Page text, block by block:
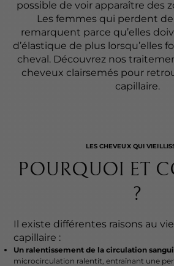
possible de voir apparaître des
Les femmes qui perdent de
remarquent parce qu’elles
d’élastique de plus lorsqu’elles
cheval. Découvrez nos
cheveux clairsemés pour
capillaire.
LES CHEVEUX QUI
POURQUOI ET
?
Il existe différentes raisons au
capillaire :
Un ralentissement de la circulation
microcirculation ralentit, entraînant une